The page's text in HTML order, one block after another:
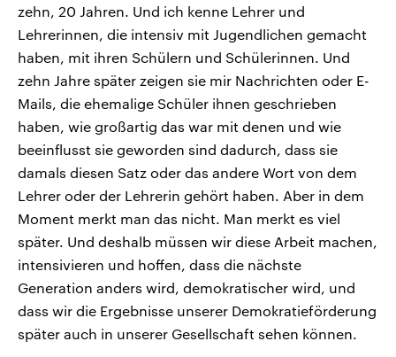
zehn, 20 Jahren. Und ich kenne Lehrer und
Lehrerinnen, die intensiv mit Jugendlichen gemacht
haben, mit ihren Schülern und Schülerinnen. Und
zehn Jahre später zeigen sie mir Nachrichten oder E-
Mails, die ehemalige Schüler ihnen geschrieben
haben, wie großartig das war mit denen und wie
beeinflusst sie geworden sind dadurch, dass sie
damals diesen Satz oder das andere Wort von dem
Lehrer oder der Lehrerin gehört haben. Aber in dem
Moment merkt man das nicht. Man merkt es viel
später. Und deshalb müssen wir diese Arbeit machen,
intensivieren und hoffen, dass die nächste
Generation anders wird, demokratischer wird, und
dass wir die Ergebnisse unserer Demokratieförderung
später auch in unserer Gesellschaft sehen können.